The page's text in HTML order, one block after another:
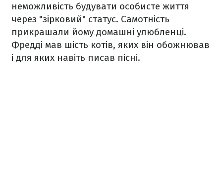
неможливість будувати особисте життя
через "зірковий" статус. Самотність
прикрашали йому домашні улюбленці.
Фредді мав шість котів, яких він обожнював
і для яких навіть писав пісні.